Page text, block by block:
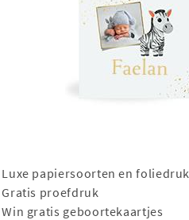
papiersoorten en foliedruk
proefdruk
gratis geboortekaartjes